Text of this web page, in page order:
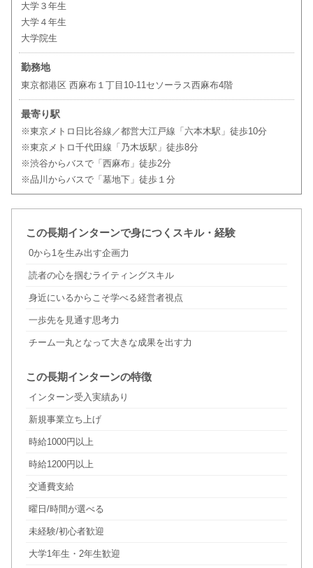
大学３年生
大学４年生
大学院生
勤務地
東京都港区 西麻布１丁目10-11セソーラス西麻布4階
最寄り駅
※東京メトロ日比谷線／都営大江戸線「六本木駅」徒歩10分
※東京メトロ千代田線「乃木坂駅」徒歩8分
※渋谷からバスで「西麻布」徒歩2分
※品川からバスで「墓地下」徒歩１分
この長期インターンで身につくスキル・経験
0から1を生み出す企画力
読者の心を掴むライティングスキル
身近にいるからこそ学べる経営者視点
一歩先を見通す思考力
チーム一丸となって大きな成果を出す力
この長期インターンの特徴
インターン受入実績あり
新規事業立ち上げ
時給1000円以上
時給1200円以上
交通費支給
曜日/時間が選べる
未経験/初心者歓迎
大学1年生・2年生歓迎